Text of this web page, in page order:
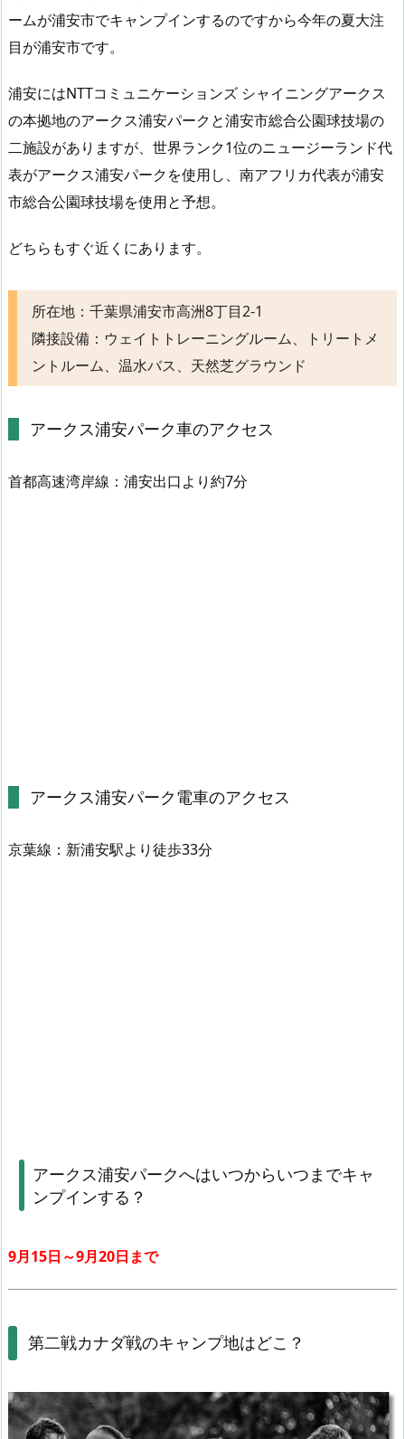
ームが浦安市でキャンプインするのですから今年の夏大注
目が浦安市です。
浦安にはNTTコミュニケーションズ シャイニングアークス
の本拠地のアークス浦安パークと浦安市総合公園球技場の
二施設がありますが、世界ランク1位のニュージーランド代
表がアークス浦安パークを使用し、南アフリカ代表が浦安
市総合公園球技場を使用と予想。
どちらもすぐ近くにあります。
所在地：千葉県浦安市高洲8丁目2-1
隣接設備：ウェイトトレーニングルーム、トリートメ
ントルーム、温水バス、天然芝グラウンド
アークス浦安パーク車のアクセス
首都高速湾岸線：浦安出口より約7分
アークス浦安パーク電車のアクセス
京葉線：新浦安駅より徒歩33分
アークス浦安パークへはいつからいつまでキャ
ンプインする？
9月15日～9月20日まで
第二戦カナダ戦のキャンプ地はどこ？